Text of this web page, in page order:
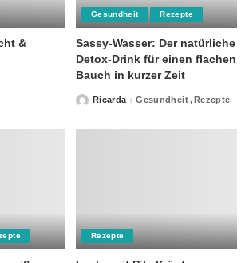
&
Gesundheit Rezepte
Sassy-Wasser: Der natürliche
Detox-Drink für einen flachen
Bauch in kurzer Zeit
PostedRicarda Gesundheit Rezepte
Rezepte